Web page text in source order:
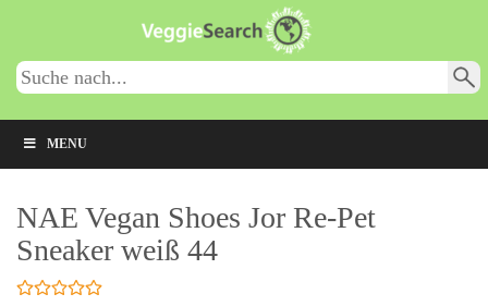
content
MENU
NAE Vegan Shoes Jor Re-Pet
Sneaker weiß 44